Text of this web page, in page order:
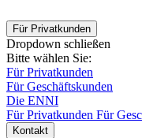
Für Privatkunden
Dropdown schließen
Bitte wählen Sie:
Für Privatkunden
Für Geschäftskunden
Die ENNI
Für Privatkunden Für
Kontakt